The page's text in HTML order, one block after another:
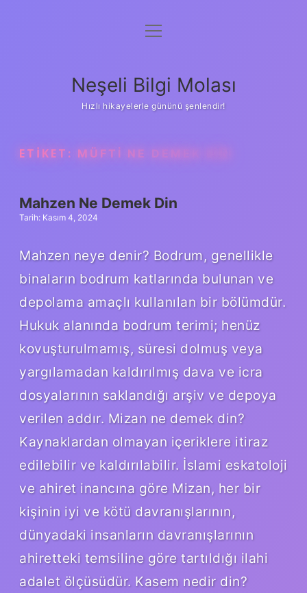
Anasayfa
Yasal Uyarı
menüyü
Neşeli Bilgi Molası
Hızlı hikayelerle gününü şenlendir!
ETIKET: MÜFTI NE DEMEK DIN
Mahzen Ne Demek Din
Tarih: Kasım 4, 2024
Mahzen neye denir? Bodrum, genellikle
binaların bodrum katlarında bulunan ve
depolama amaçlı kullanılan bir bölümdür.
Hukuk alanında bodrum terimi; henüz
kovuşturulmamış, süresi dolmuş veya
yargılamadan kaldırılmış dava ve icra
dosyalarının saklandığı arşiv ve depoya
verilen addır. Mizan ne demek din?
Kaynaklardan olmayan içeriklere itiraz
edilebilir ve kaldırılabilir. İslami eskatoloji
ve ahiret inancına göre Mizan, her bir
kişinin iyi ve kötü davranışlarının,
dünyadaki insanların davranışlarının
ahiretteki temsiline göre tartıldığı ilahi
adalet ölçüsüdür. Kasem nedir din?